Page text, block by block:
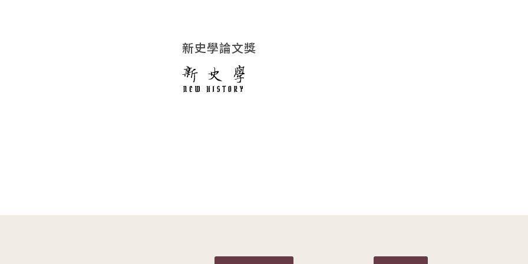
新史學論文獎